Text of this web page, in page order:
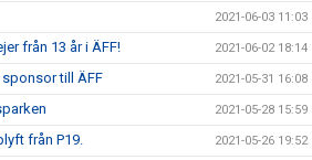
2021-06-03 11:03
från 13 år i ÄFF! 2021-06-02 18:14
till ÄFF 2021-05-31 16:08
2021-05-28 15:59
från P19. 2021-05-26 19:52